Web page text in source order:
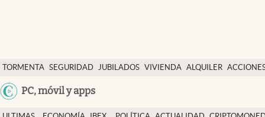
TORMENTA SEGURIDAD JUBILADOS VIVIENDA ALQUILER
PC, móvil y apps
Economía y finanzas
Política
Actualidad